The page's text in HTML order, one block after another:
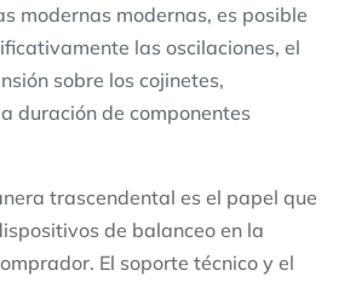
modernas modernas, es posible
las oscilaciones, el
sobre los cojinetes,
duración de componentes
trascendental es el papel que
de balanceo en la
El soporte técnico y el